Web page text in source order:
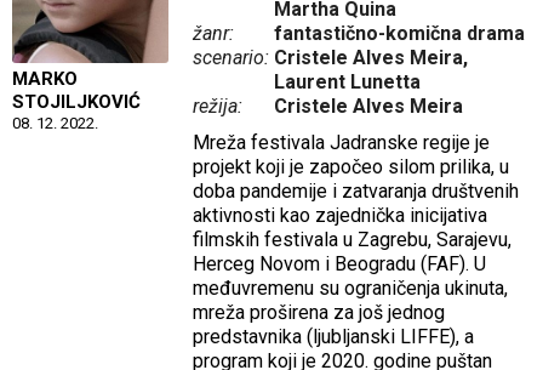
MARKO
STOJILJKOVIĆ
08. 12. 2022.
Martha Quina
žanr:
fantastično-komična drama
scenario: Cristele Alves Meira,
Laurent Lunetta
režija:
Cristele Alves Meira
Mreža festivala Jadranske regije je
projekt koji je započeo silom prilika, u
doba pandemije i zatvaranja društvenih
aktivnosti kao zajednička inicijativa
filmskih festivala u Zagrebu, Sarajevu,
Herceg Novom i Beogradu (FAF). U
međuvremenu su ograničenja ukinuta,
mreža proširena za još jednog
predstavnika (ljubljanski LIFFE), a
program koji je 2020. godine puštan